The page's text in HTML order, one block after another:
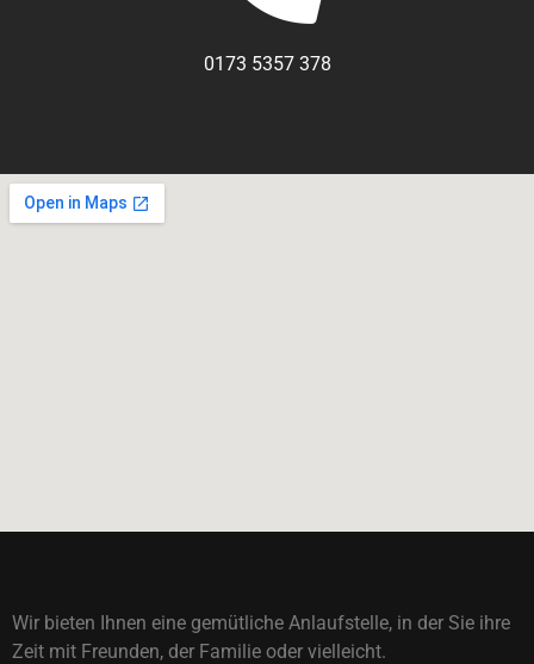
0173 5357 378
Wir bieten Ihnen eine gemütliche Anlaufstelle, in der Sie ihre
Zeit mit Freunden, der Familie oder vielleicht.